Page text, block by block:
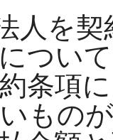
人を
つい
条項
もの